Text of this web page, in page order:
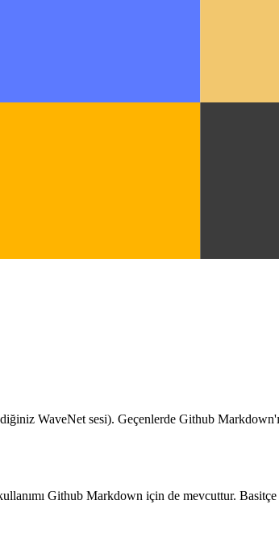
WaveNet sesi). Geçenlerde Github
Github Markdown için de mevcuttur. Basitçe